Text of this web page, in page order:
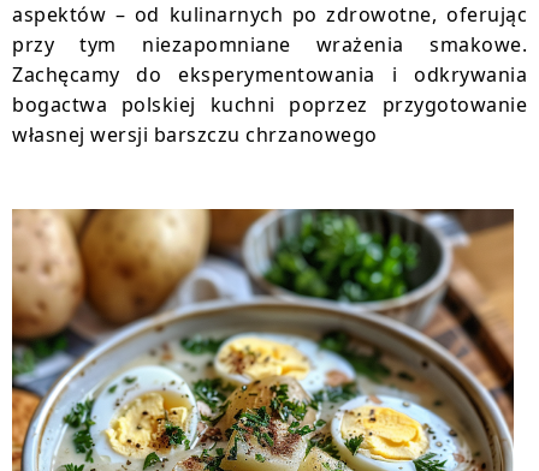
aspektów – od kulinarnych po zdrowotne, oferując
przy tym niezapomniane wrażenia smakowe.
Zachęcamy do eksperymentowania i odkrywania
bogactwa polskiej kuchni poprzez przygotowanie
własnej wersji barszczu chrzanowego